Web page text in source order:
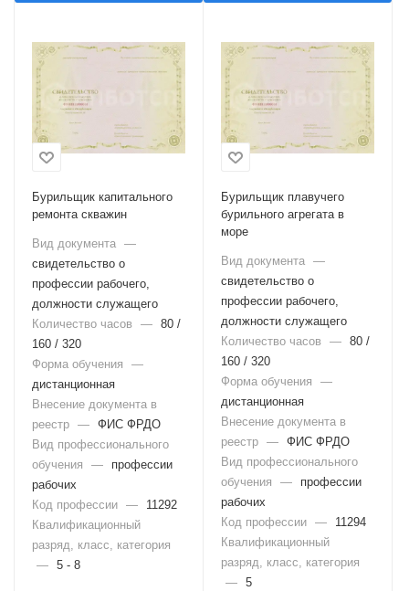
Бурильщик капитального
ремонта скважин
Вид документа —
свидетельство о
профессии рабочего,
должности служащего
Количество часов
— 80 /
160 / 320
Форма обучения
—
дистанционная
Внесение документа в
реестр — ФИС ФРДО
Вид профессионального
обучения
—
профессии
рабочих
Код профессии —
11292
Квалификационный
разряд, класс, категория
— 5 - 8
Бурильщик плавучего
бурильного агрегата в
море
Вид документа —
свидетельство о
профессии рабочего,
должности служащего
Количество часов
— 80 /
160 / 320
Форма обучения
—
дистанционная
Внесение документа в
реестр — ФИС ФРДО
Вид профессионального
обучения
—
профессии
рабочих
Код профессии —
11294
Квалификационный
разряд, класс, категория
— 5